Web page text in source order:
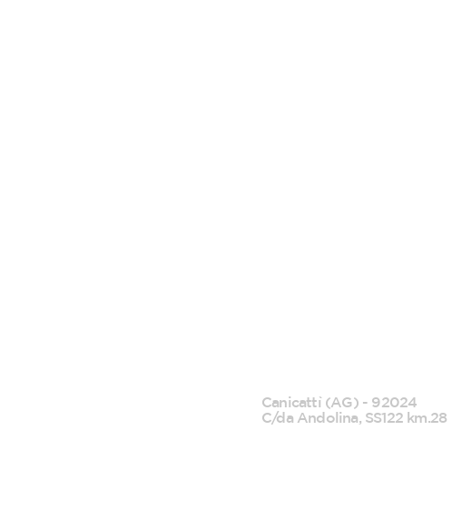
Canicattì (AG) - 92024
C/da Andolina, SS122 km.28